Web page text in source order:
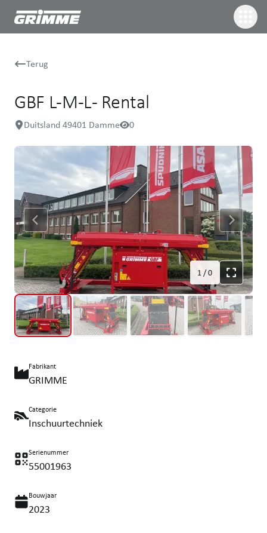
Terug
GBF L-M-L - Rental
Duitsland 49401 Damme 0
1/0
Fabrikant
GRIMME
Categorie
Inschuurtechniek
Serienummer
55001963
Bouwjaar
2023